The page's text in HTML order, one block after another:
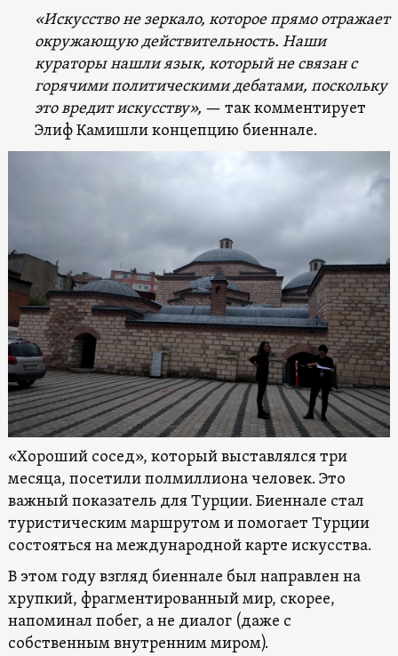
«Искусство не зеркало, которое прямо отражает
окружающую действительность. Наши
кураторы нашли язык, который не связан с
горячими политическими дебатами, поскольку
это вредит искусству», — так комментирует
Элиф Камишли концепцию биеннале.
«Хороший сосед», который выставлялся три
месяца, посетили полмиллиона человек. Это
важный показатель для Турции. Биеннале стал
туристическим маршрутом и помогает Турции
состояться на международной карте искусства.
В этом году взгляд биеннале был направлен на
хрупкий, фрагментированный мир, скорее,
напоминал побег, а не диалог (даже с
собственным внутренним миром).